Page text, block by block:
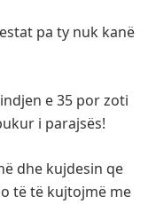
pa ty nuk kanë
e 35 por zoti
i parajsës!
dhe kujdesin qe
të të kujtojmë me